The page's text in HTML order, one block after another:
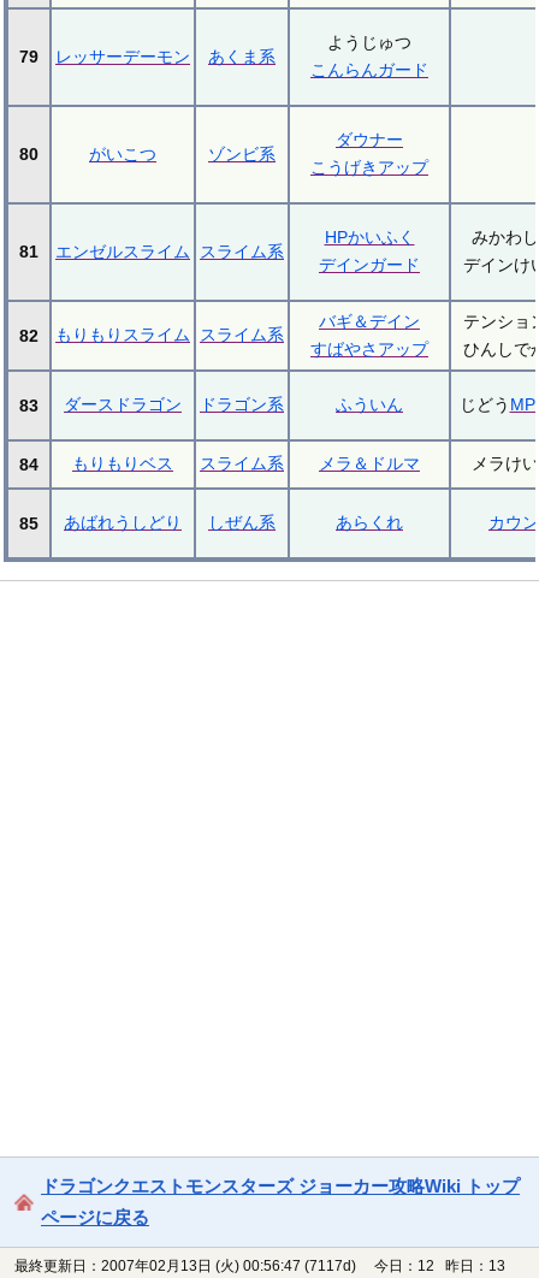
79 レッサーデーモン あくま系
ようじゅつ
こんらんガード
80 がいこつ ゾンビ系
ダウナー
こうげきアップ
81 エンゼルスライム スライム系
HPかいふく
デインガード
みかわ
デインけ
82 もりもりスライム スライム系
バギ＆デイン
すばやさアップ
テンショ
ひんしで
83 ダースドラゴン ドラゴン系 ふういん じどう
84 もりもりベス スライム系 メラ＆ドルマ メラけ
85 あばれうしどり しぜん系 あらくれ カウ
ドラゴンクエストモンスターズ ジョーカー攻略Wiki トップ
ページに戻る
最終更新日：2007年02月13日 (火) 00:56:47 (7117d) 今日：12 昨日：13